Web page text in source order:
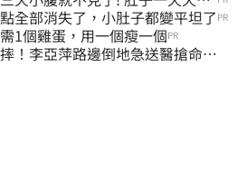
全部消失了，小肚子都變平坦了 PR
1個雞蛋，用一個瘦一個PR
！李亞萍路邊倒地急送醫搶命